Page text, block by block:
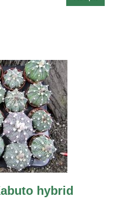
hybrid